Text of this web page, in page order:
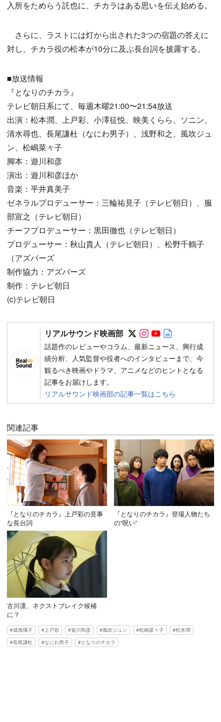
入所をためらう託也に、チカラはある思いを伝え始める。
さらに、ラストには灯から出された3つの宿題の答えに
対し、チカラ役の松本が10分に及ぶ長台詞を披露する。
■放送情報
『となりのチカラ』
テレビ朝日系にて、毎週木曜21:00〜21:54放送
出演：松本潤、上戸彩、小澤征悦、映美くらら、ソニン、
清水尋也、長尾謙杜（なにわ男子）、浅野和之、風吹ジュ
ン、松嶋菜々子
脚本：遊川和彦
演出：遊川和彦ほか
音楽：平井真美子
ゼネラルプロデューサー：三輪祐見子（テレビ朝日）、服
部宣之（テレビ朝日）
チーフプロデューサー：黒田徹也（テレビ朝日）
プロデューサー：秋山貴人（テレビ朝日）、松野千鶴子
（アズバーズ
制作協力：アズバーズ
制作：テレビ朝日
(c)テレビ朝日
リアルサウンド映画部 Follow on SNS
Follow on SNS
Follow on
話題作のレビューやコラム、最新ニュース、興行成
績分析、人気監督や役者へのインタビューまで、今
観るべき映画やドラマ、アニメなどのヒントとなる
記事をお届けします。
リアルサウンド映画部の記事一覧はこちら
関連記事
『となりのチカラ』上戸彩の見事
な長台詞
『となりのチカラ』登場人物たち
の“呪い”
古川凛、ネクストブレイク候補
に？
成海璃子 上戸彩 遊川和彦 風吹ジュン 松嶋菜々子
松本潤
長尾謙杜
なにわ男子 となりのチカラ